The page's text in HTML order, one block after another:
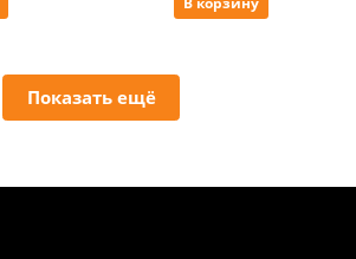
Показать ещё